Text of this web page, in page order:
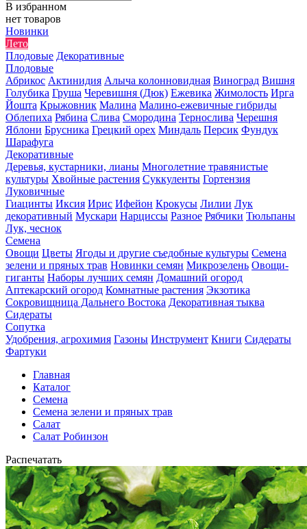
В избранном
нет товаров
Новинки
Лето
Плодовые Декоративные
Плодовые
Абрикос Актинидия Алыча колонновидная Виноград Вишня
Голубика Груша Черевишня (Дюк) Ежевика Жимолость Ирга
Йошта Крыжовник Малина Малино-ежевичные гибриды
Облепиха Рябина Слива Смородина Тернослива Черешня
Яблони Брусника Грецкий орех Миндаль Персик Фундук
Шарафуга
Декоративные
Деревья, кустарники, лианы Многолетние травянистые
культуры Хвойные растения Суккуленты Гортензия
Луковичные
Гиацинты Иксия Ирис Ифейон Крокусы Лилии Лук
декоративный Мускари Нарциссы Разное Рябчики Тюльпаны
Лук, чеснок
Семена
Овощи Цветы Ягоды и другие съедобные культуры Семена
зелени и пряных трав Новинки семян Микрозелень Овощи-
гиганты Наборы лучших семян Домашний огород
Аптекарский огород Комнатные растения Экзотика
Сокровищница Дальнего Востока Декоративная тыква
Сидераты
Сопутка
Удобрения, агрохимия Газоны Инструмент Книги Сидераты
Фартуки
Главная
Каталог
Семена
Семена зелени и пряных трав
Салат
Салат Робинзон
Распечатать